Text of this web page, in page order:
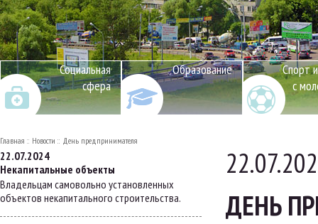
Социальная
сфера
Образование
Спорт
с
Главная Новости День предпринимателя
22.07.2024
Некапитальные объекты
Владельцам самовольно установленных
объектов некапитального строительства.
ДЕНЬ